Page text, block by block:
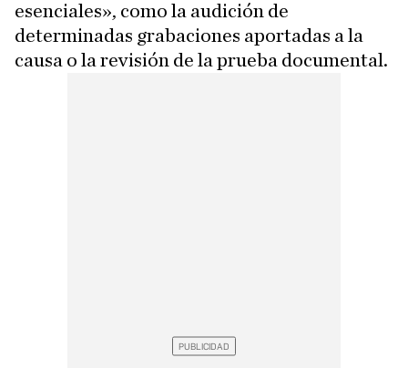
esenciales», como la audición de
determinadas grabaciones aportadas a la
causa o la revisión de la prueba documental.